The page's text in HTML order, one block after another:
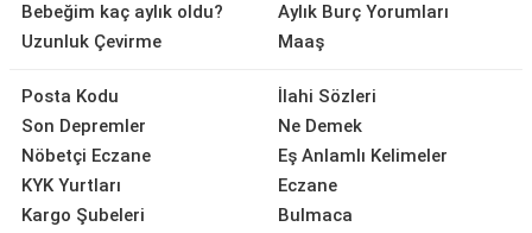
Bebeğim kaç aylık oldu?
Uzunluk Çevirme
Aylık Burç Yorumları
Maaş
Posta Kodu
Son Depremler
Nöbetçi Eczane
KYK Yurtları
Kargo Şubeleri
İlahi Sözleri
Ne Demek
Eş Anlamlı Kelimeler
Eczane
Bulmaca